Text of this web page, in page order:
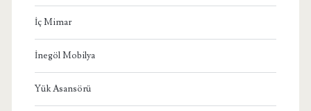
İç Mimar
İnegöl Mobilya
Yük Asansörü